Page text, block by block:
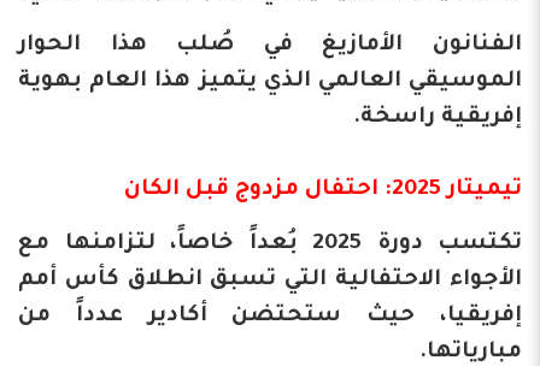
الفنانون الأمازيغ في صُلب هذا الحوار
الموسيقي العالمي الذي يتميز هذا العام بهوية
إفريقية راسخة.
تيميتار 2025: احتفال مزدوج قبل الكان
​تكتسب دورة 2025 بُعداً خاصاً، لتزامنها مع
الأجواء الاحتفالية التي تسبق انطلاق كأس أمم
إفريقيا، حيث ستحتضن أكادير عدداً من
مبارياتها.